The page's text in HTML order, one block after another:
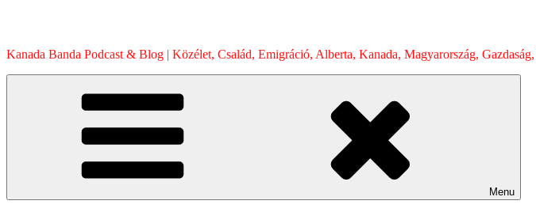
Kanada Banda Podcast & Blog | Közélet, Család, Emigráció, Alberta, Kanada, Magyarország,
Menu